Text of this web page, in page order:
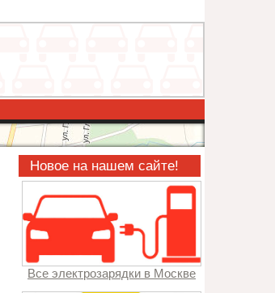
Новое на нашем сайте!
Все электрозарядки в Москве